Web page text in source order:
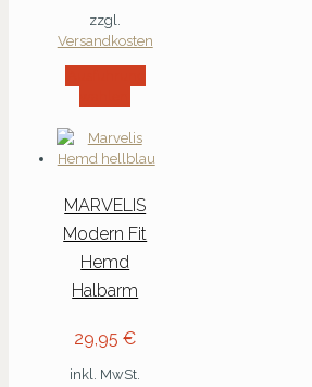
zzgl.
Versandkosten
MARVELIS
Modern Fit
Hemd
Halbarm
29,95€
inkl. MwSt.